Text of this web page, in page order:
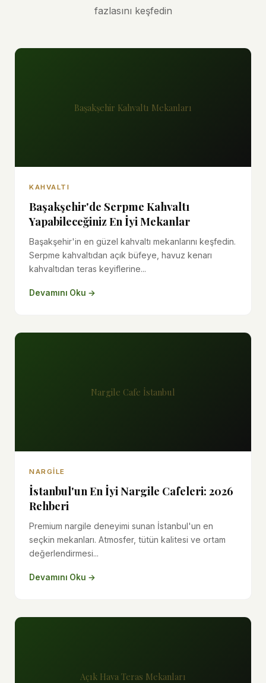
fazlasını keşfedin
Başakşehir Kahvaltı Mekanları
KAHVALTI
Başakşehir'de Serpme Kahvaltı
Yapabileceğiniz En İyi Mekanlar
Başakşehir'in en güzel kahvaltı mekanlarını keşfedin.
Serpme kahvaltıdan açık büfeye, havuz kenarı
kahvaltıdan teras keyiflerine...
Devamını Oku →
Nargile Cafe İstanbul
NARGILE
İstanbul'un En İyi Nargile Cafeleri: 2026
Rehberi
Premium nargile deneyimi sunan İstanbul'un en
seçkin mekanları. Atmosfer, tütün kalitesi ve ortam
değerlendirmesi...
Devamını Oku →
Açık Hava Teras Mekanları